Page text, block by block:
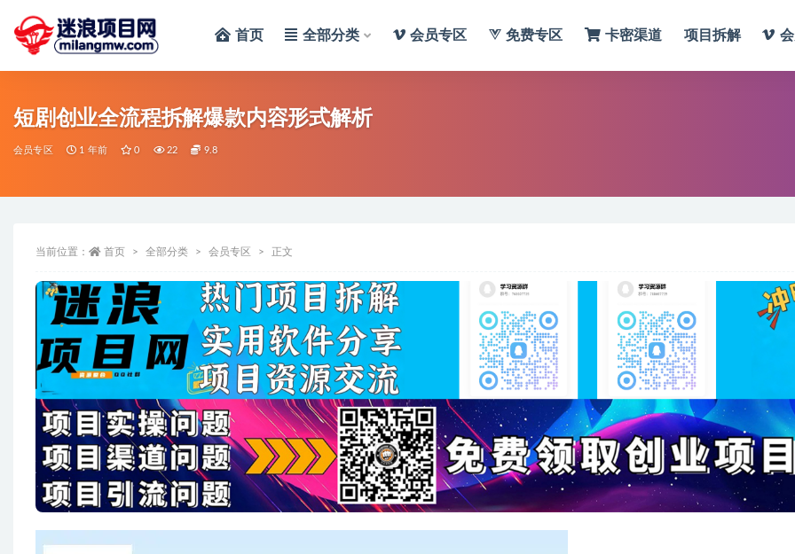
首页 全部分类 会员专区 免费专区 卡密渠道 项目拆解
短剧创业全流程拆解爆款内容形式解析
会员专区 1 年前 0 22 9.8
当前位置： 首页 全部分类 会员专区 正文